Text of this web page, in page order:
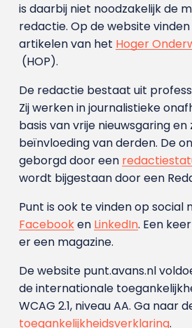
is daarbij niet noodzakelijk de
redactie. Op de website
artikelen van het Hoger
(HOP).
De redactie bestaat uit
Zij werken in journalistieke
basis van vrije nieuwsgaring en
beïnvloeding van derden. De
geborgd door een
wordt bijgestaan door een
Punt is ook te vinden op social
Facebooken LinkedIn. Een
er een magazine.
De website punt.avans.nl
de internationale
WCAG 2.1, niveau AA. Ga naar
toegankelijkheidsverklaring.